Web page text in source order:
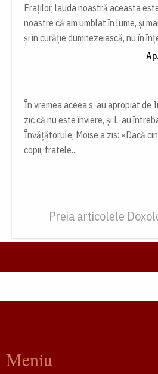
Fraților, lauda noastră aceasta
noastre că am umblat în lume, și
și în curăție dumnezeiască, nu în
În vremea aceea s-au apropiat de
zic că nu este înviere, și L-au
Învățătorule, Moise a zis: «Dacă
copii, fratele...
Preia articolele
Meniu